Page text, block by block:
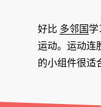
好比 多邻国
运动。运动连
的小组件很适